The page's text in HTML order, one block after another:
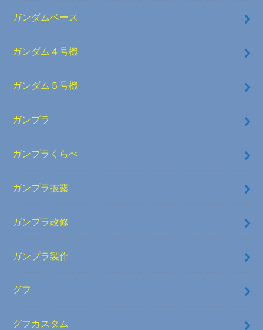
ガンダムベース
ガンダム４号機
ガンダム５号機
ガンプラ
ガンプラくらべ
ガンプラ披露
ガンプラ改修
ガンプラ製作
グフ
グフカスタム